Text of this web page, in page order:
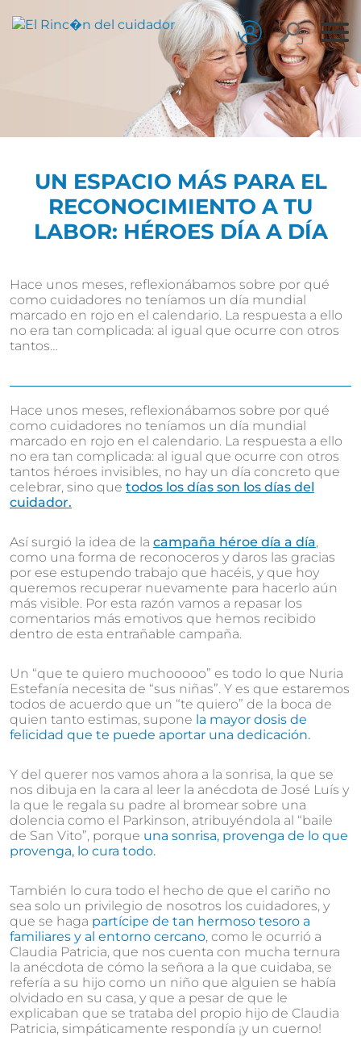
UN ESPACIO MÁS PARA EL
RECONOCIMIENTO A TU
LABOR: HÉROES DÍA A DÍA
Hace unos meses, reflexionábamos sobre por qué
como cuidadores no teníamos un día mundial
marcado en rojo en el calendario. La respuesta a ello
no era tan complicada: al igual que ocurre con otros
tantos…
Hace unos meses, reflexionábamos sobre por qué
como cuidadores no teníamos un día mundial
marcado en rojo en el calendario. La respuesta a ello
no era tan complicada: al igual que ocurre con otros
tantos héroes invisibles, no hay un día concreto que
celebrar, sino que todos los días son los días del
cuidador.
Así surgió la idea de la campaña héroe día a día,
como una forma de reconoceros y daros las gracias
por ese estupendo trabajo que hacéis, y que hoy
queremos recuperar nuevamente para hacerlo aún
más visible. Por esta razón vamos a repasar los
comentarios más emotivos que hemos recibido
dentro de esta entrañable campaña.
Un “que te quiero muchooooo” es todo lo que Nuria
Estefanía necesita de “sus niñas”. Y es que estaremos
todos de acuerdo que un “te quiero” de la boca de
quien tanto estimas, supone la mayor dosis de
felicidad que te puede aportar una dedicación.
Y del querer nos vamos ahora a la sonrisa, la que se
nos dibuja en la cara al leer la anécdota de José Luís y
la que le regala su padre al bromear sobre una
dolencia como el Parkinson, atribuyéndola al “baile
de San Vito”, porque una sonrisa, provenga de lo que
provenga, lo cura todo.
También lo cura todo el hecho de que el cariño no
sea solo un privilegio de nosotros los cuidadores, y
que se haga partícipe de tan hermoso tesoro a
familiares y al entorno cercano, como le ocurrió a
Claudia Patricia, que nos cuenta con mucha ternura
la anécdota de cómo la señora a la que cuidaba, se
refería a su hijo como un niño que alguien se había
olvidado en su casa, y que a pesar de que le
explicaban que se trataba del propio hijo de Claudia
Patricia, simpáticamente respondía ¡y un cuerno!